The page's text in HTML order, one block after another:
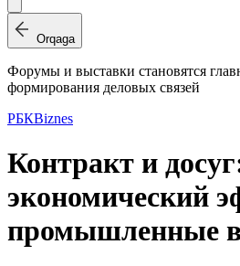
Orqaga
Форумы и выставки становятся
формирования деловых связей
РБКBiznes
Контракт и
экономический
промышленные